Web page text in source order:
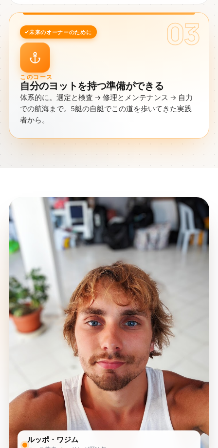
03
未来のオーナーのために
このコース
自分のヨットを持つ準備ができる
体系的に。選定と検査 → 修理とメンテナンス → 自力
での航海まで。5艇の自艇でこの道を歩いてきた実践
者から。
ルッポ・ワジム